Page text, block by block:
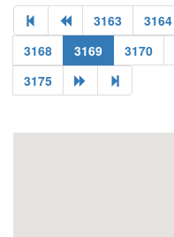
3163 3164
3168
3169 3170
3175